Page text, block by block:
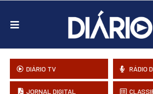
DIÁRIO TV RÁDIO
JORNAL DIGITAL